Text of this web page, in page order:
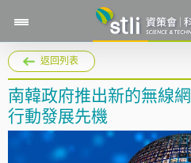
返回列表
南韓政府推出新的無線
行動發展先機